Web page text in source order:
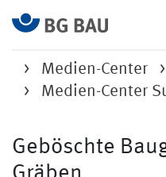
Medien-Center
Medien-Center
Geböschte